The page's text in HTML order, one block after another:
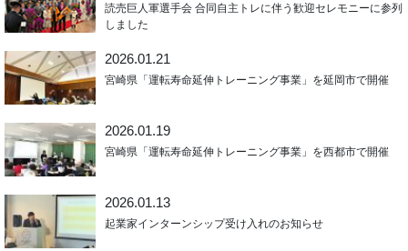
読売巨人軍選手会 合同自主トレに伴う歓迎セレモニーに参列
しました
2026.01.21
宮崎県「運転寿命延伸トレーニング事業」を延岡市で開催
2026.01.19
宮崎県「運転寿命延伸トレーニング事業」を西都市で開催
2026.01.13
起業家インターンシップ受け入れのお知らせ